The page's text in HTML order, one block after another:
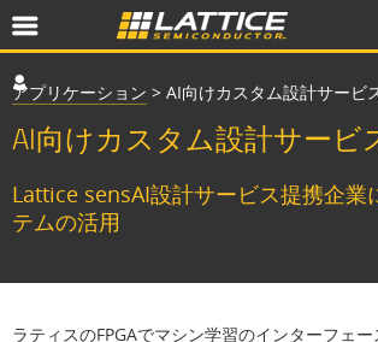
アプリケーション > AI向けカスタム設計サービ
AI向けカスタム設計サービ
Lattice sensAI設計サービス提携企業
テムの活用
ラティスのFPGAでマシン学習のインターフェ